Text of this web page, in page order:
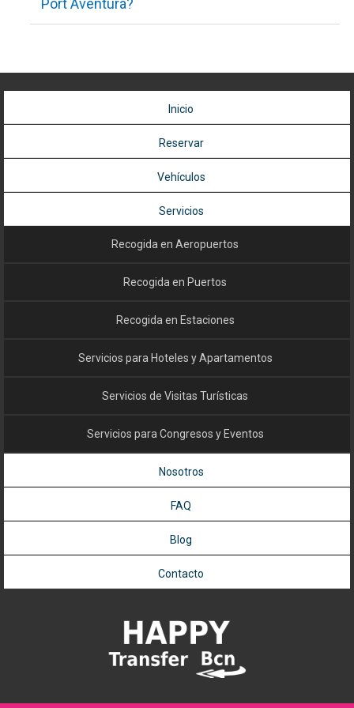
Port Aventura?
Puedes reservar transfer desde la terminal de cruceros en
Inicio
Reservar
Vehículos
Servicios
Recogida en Aeropuertos
Recogida en Puertos
Recogida en Estaciones
Servicios para Hoteles y Apartamentos
Servicios de Visitas Turísticas
Servicios para Congresos y Eventos
Nosotros
FAQ
Blog
Contacto